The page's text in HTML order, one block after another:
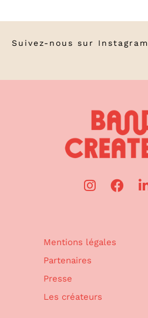
Suivez-nous sur Instagram
Mentions légales
Partenaires
Presse
Les créateurs